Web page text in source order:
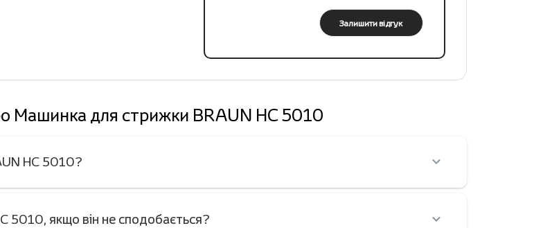
Залишити відгук
Машинка для стрижки BRAUN HC 5010
HC 5010?
5010, якщо він не сподобається?